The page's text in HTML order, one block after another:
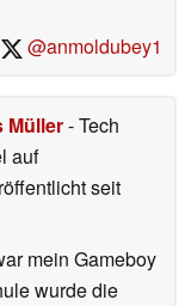
@anmoldubey1
Müller- Tech
auf
seit
mein Gameboy
wurde die